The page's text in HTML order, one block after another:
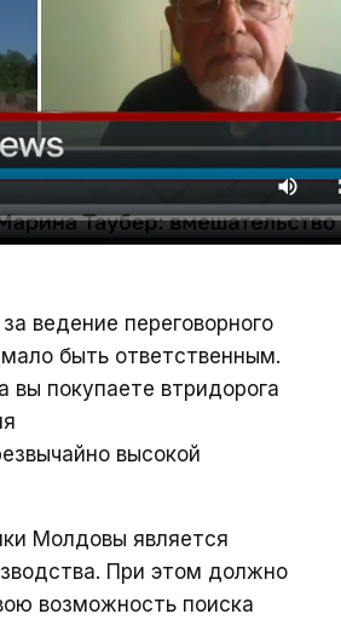
ведение переговорного
быть ответственным.
вы покупаете втридорога
высокой
Молдовы является
При этом должно
возможность поиска